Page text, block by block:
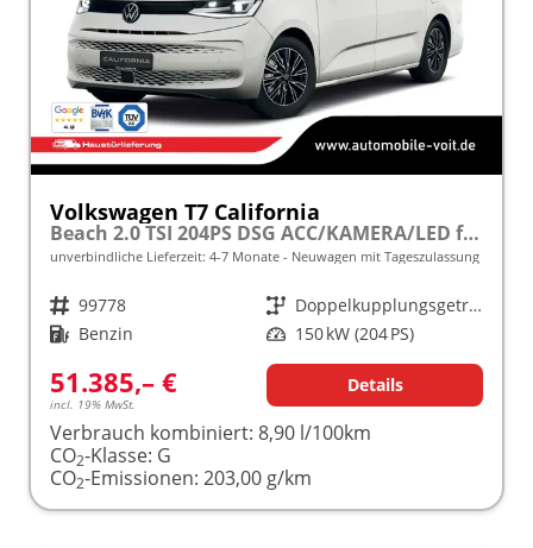
Volkswagen T7 California
Beach 2.0 TSI 204PS DSG ACC/KAMERA/LED frei konfigurierbar!
unverbindliche Lieferzeit: 4-7 Monate Neuwagen mit Tageszulassung
Fahrzeugnr. 99778 Getriebe
Doppelkupplungsgetriebe (DSG)
Kraftstoff Benzin Leistung 150 kW (204 PS)
51.385,– €
incl. 19% MwSt.
Details
Verbrauch kombiniert: 8,90 l/100km
CO2-Klasse: G
CO2-Emissionen: 203,00 g/km